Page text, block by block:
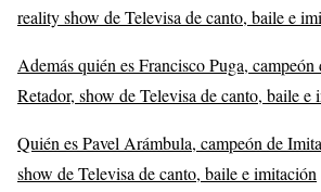
reality show de Televisa de canto, baile e
Además quién es Francisco Puga,
Retador, show de Televisa de canto, baile e
Quién es Pavel Arámbula, campeón de
show de Televisa de canto, baile e imitación